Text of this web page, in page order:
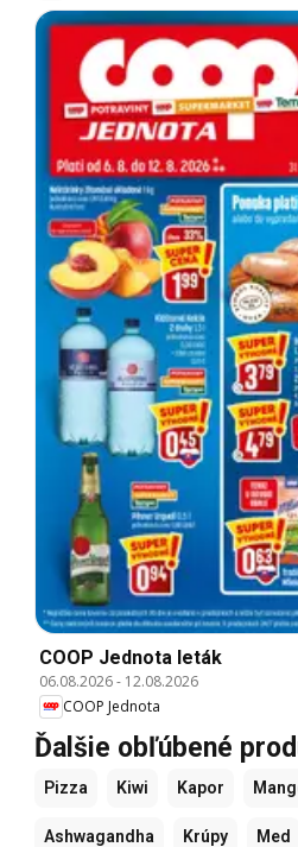
COOP Jednota leták
06.08.2026- 12.08.2026
COOP Jednota
Ďalšie obľúbené
Pizza Kiwi Kapor
Ashwagandha Krúpy Med